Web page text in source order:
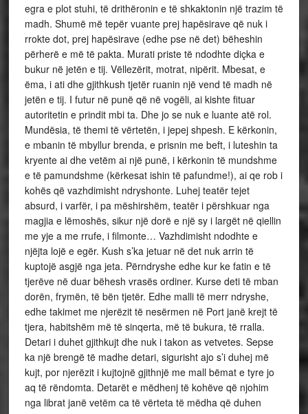
egra e plot stuhi, të drithëronin e të shkaktonin një trazim të
madh. Shumë më tepër vuante prej hapësirave që nuk i
rrokte dot, prej hapësirave (edhe pse në det) bëheshin
përherë e më të pakta. Murati priste të ndodhte diçka e
bukur në jetën e tij. Vëllezërit, motrat, nipërit. Mbesat, e
ëma, i ati dhe gjithkush tjetër ruanin një vend të madh në
jetën e tij. I futur në punë që në vogëli, ai kishte fituar
autoritetin e prindit mbi ta. Dhe jo se nuk e luante atë rol.
Mundësia, të themi të vërtetën, i jepej shpesh. E kërkonin,
e mbanin të mbyllur brenda, e prisnin me beft, i luteshin ta
kryente ai dhe vetëm ai një punë, i kërkonin të mundshme
e të pamundshme (kërkesat ishin të pafundme!), ai qe rob i
kohës që vazhdimisht ndryshonte. Luhej teatër tejet
absurd, i varfër, i pa mëshirshëm, teatër i përshkuar nga
magjia e lëmoshës, sikur një dorë e një sy i largët në qiellin
me yje a me rrufe, i filmonte… Vazhdimisht ndodhte e
njëjta lojë e egër. Kush s’ka jetuar në det nuk arrin të
kuptojë asgjë nga jeta. Përndryshe edhe kur ke fatin e të
tjerëve në duar bëhesh vrasës ordiner. Kurse deti të mban
dorën, frymën, të bën tjetër. Edhe malli të merr ndryshe,
edhe takimet me njerëzit të nesërmen në Port janë krejt të
tjera, habitshëm më të sinqerta, më të bukura, të rralla.
Detari i duhet gjithkujt dhe nuk i takon as vetvetes. Sepse
ka një brengë të madhe detari, sigurisht ajo s’i duhej më
kujt, por njerëzit i kujtojnë gjithnjë me mall bëmat e tyre jo
aq të rëndomta. Detarët e mëdhenj të kohëve që njohim
nga librat janë vetëm ca të vërteta të mëdha që duhen